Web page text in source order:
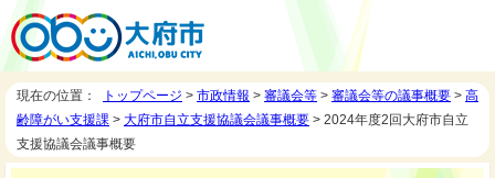
現在の位置： トップページ > 市政情報 > 審議会等 > 審議会等の議事概要 > 高
齢障がい支援課 > 大府市自立支援協議会議事概要 > 2024年度2回大府市自立
支援協議会議事概要